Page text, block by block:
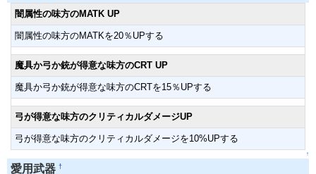
闇属性の味方のMATK UP
闇属性の味方のMATKを20％UPする
魔具か弓か銃が得意な味方のCRT UP
魔具か弓か銃が得意な味方のCRTを15％UPする
弓が得意な味方のクリティカルダメージUP
弓が得意な味方のクリティカルダメージを10%UPする
↑
愛用武器 †